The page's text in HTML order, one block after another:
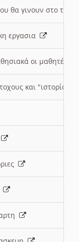
θα γινουν στο
εργασια
οι μαθητές/
και "ιστορία"